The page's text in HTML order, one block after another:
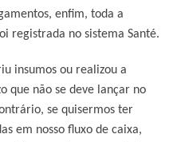
enfim, toda a
registrada no sistema Santé.
insumos ou realizou a
que não se deve lançar no
se quisermos ter
em nosso fluxo de caixa,